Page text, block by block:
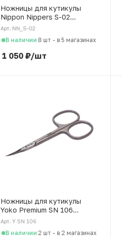
Ножницы для кутикулы
Nippon Nippers S-02
японская сталь, 107 мм
Арт. NN_S-02
В наличии 8 шт - в 5 магазинах
1 050₽/шт
Ножницы для кутикулы
Yoko Premium SN 106
японская сталь, 9,9 см
Арт. Y SN 106
В наличии 2 шт - в 2 магазинах